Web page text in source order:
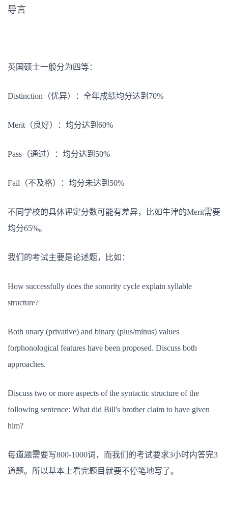
导言
英国硕士一般分为四等：
Distinction（优异）：全年成绩均分达到70%
Merit（良好）：均分达到60%
Pass（通过）：均分达到50%
Fail（不及格）：均分未达到50%
不同学校的具体评定分数可能有差异，比如牛津的Merit需要
均分65%。
我们的考试主要是论述题，比如：
How successfully does the sonority cycle explain syllable
structure?
Both unary (privative) and binary (plus/minus) values
forphonological features have been proposed. Discuss both
approaches.
Discuss two or more aspects of the syntactic structure of the
following sentence: What did Bill's brother claim to have given
him?
每道题需要写800-1000词，而我们的考试要求3小时内答完3
道题。所以基本上看完题目就要不停笔地写了。